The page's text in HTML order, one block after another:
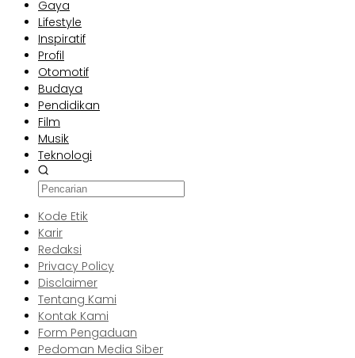
Gaya
Lifestyle
Inspiratif
Profil
Otomotif
Budaya
Pendidikan
Film
Musik
Teknologi
Kode Etik
Karir
Redaksi
Privacy Policy
Disclaimer
Tentang Kami
Kontak Kami
Form Pengaduan
Pedoman Media Siber